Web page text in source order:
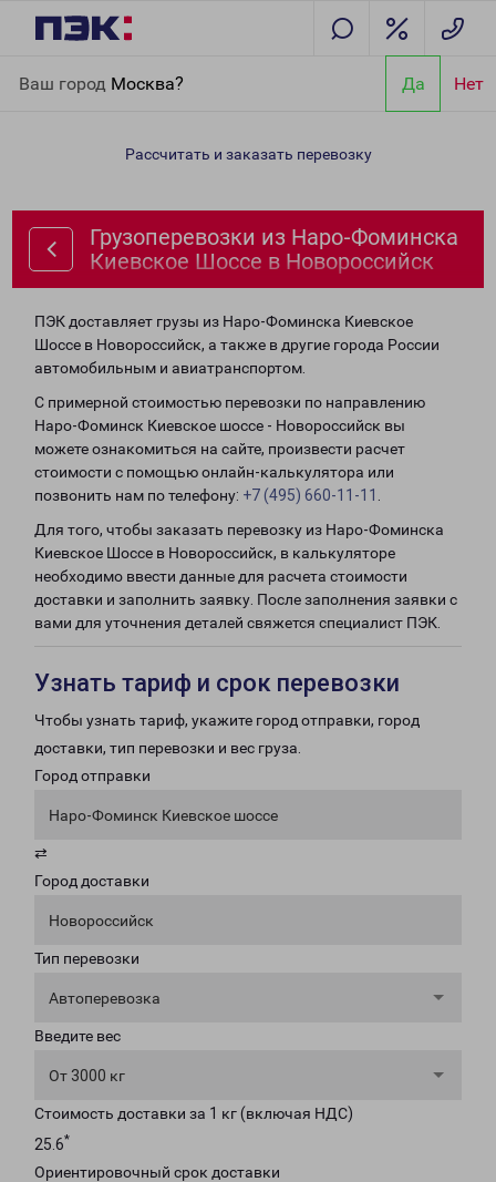
Ваш город Москва? Да Нет
Киевское Шоссе в Новороссийск
Рассчитать и заказать перевозку
Грузоперевозки из Наро-Фоминска
Киевское Шоссе в Новороссийск
ПЭК доставляет грузы из Наро-Фоминска Киевское
Шоссе в Новороссийск, а также в другие города России
автомобильным и авиатранспортом.
С примерной стоимостью перевозки по направлению
Наро-Фоминск Киевское шоссе - Новороссийск вы
можете ознакомиться на сайте, произвести расчет
стоимости с помощью онлайн-калькулятора или
позвонить нам по телефону: +7 (495) 660-11-11
Для того, чтобы заказать перевозку из Наро-Фоминска
Киевское Шоссе в Новороссийск, в калькуляторе
необходимо ввести данные для расчета стоимости
доставки и заполнить заявку. После заполнения заявки с
вами для уточнения деталей свяжется специалист ПЭК.
Узнать тариф и срок перевозки
Чтобы узнать тариф, укажите город отправки, город
доставки, тип перевозки и вес груза.
Город отправки
Наро-Фоминск Киевское шоссе
⇄
Город доставки
Новороссийск
Тип перевозки
Автоперевозка
Введите вес
От 3000 кг
Стоимость доставки за 1 кг (включая НДС)
25.6*
Ориентировочный срок доставки